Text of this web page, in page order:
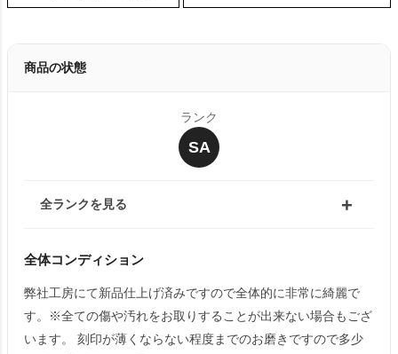
商品の状態
ランク
SA
全ランクを見る
全体コンディション
弊社工房にて新品仕上げ済みですので全体的に非常に綺麗で
す。※全ての傷や汚れをお取りすることが出来ない場合もござ
います。 刻印が薄くならない程度までのお磨きですので多少